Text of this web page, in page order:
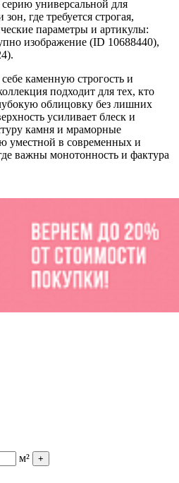
серию универсальной для
где требуется строгая,
параметры и артикулы:
изображение (ID 10688440),
каменную строгость и
подходит для тех, кто
облицовку без лишних
усиливает блеск и
камня и мраморные
уместной в современных и
важны монотонность и фактура
м²
+